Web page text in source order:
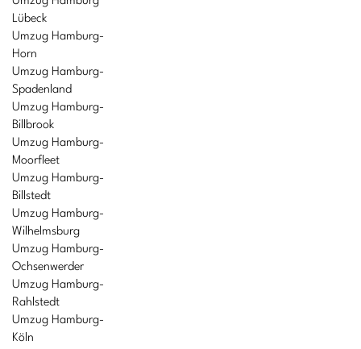
Lübeck
Umzug Hamburg-
Horn
Umzug Hamburg-
Spadenland
Umzug Hamburg-
Billbrook
Umzug Hamburg-
Moorfleet
Umzug Hamburg-
Billstedt
Umzug Hamburg-
Wilhelmsburg
Umzug Hamburg-
Ochsenwerder
Umzug Hamburg-
Rahlstedt
Umzug Hamburg-
Köln